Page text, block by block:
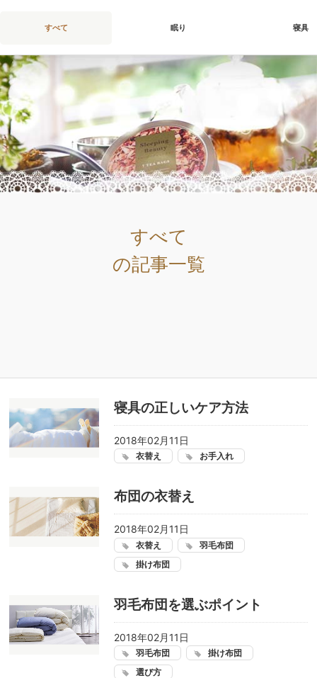
すべて 眠り 寝具
すべて
の記事一覧
寝具の正しいケア方法
2018年02月11日
衣替え お手入れ
布団の衣替え
2018年02月11日
衣替え
羽毛布団
掛け布団
羽毛布団を選ぶポイント
2018年02月11日
羽毛布団
掛け布団
選び方